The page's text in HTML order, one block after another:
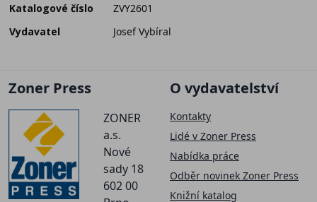
Katalogové číslo
ZVY2601
Vydavatel
Josef Vybíral
Zoner Press
ZONER
a.s.
Nové
sady 18
602 00
O vydavatelství
Kontakty
Lidé v Zoner Press
Nabídka práce
Odběr novinek Zoner Press
Knižní katalog